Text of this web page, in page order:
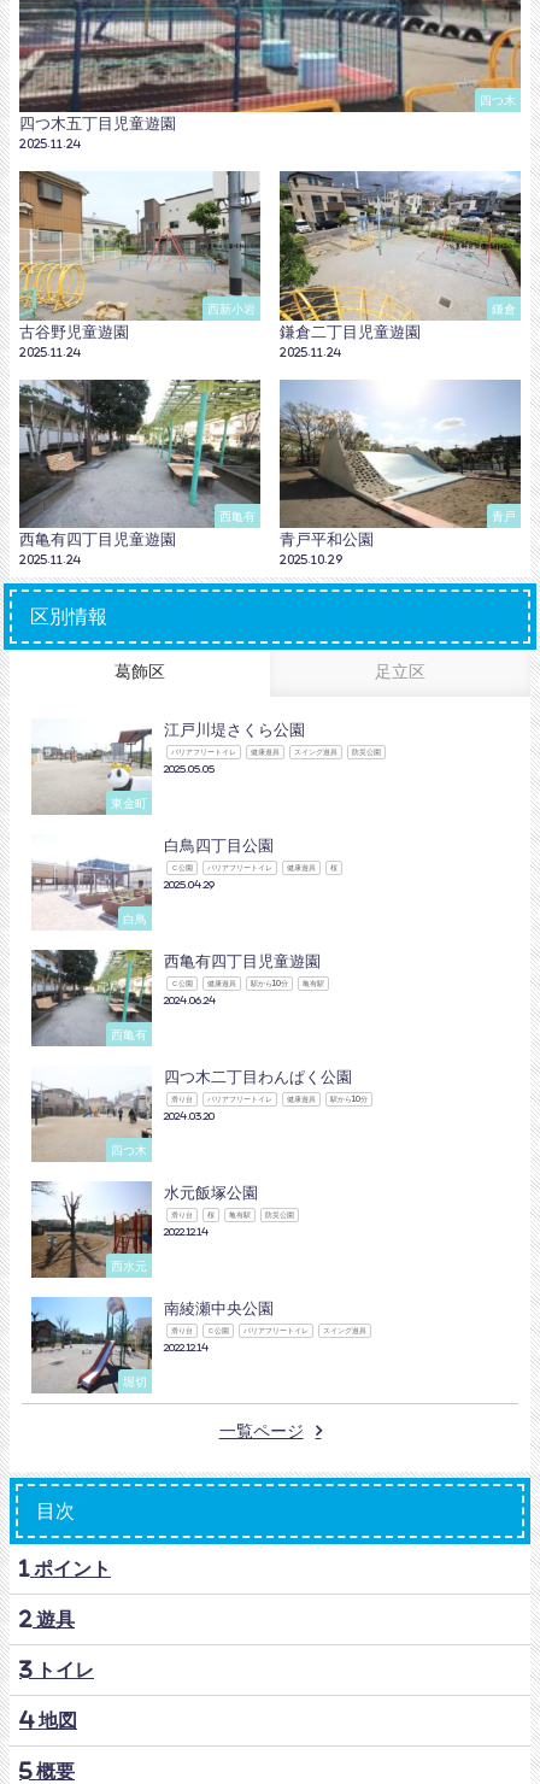
四つ木
四つ木五丁目児童遊園
2025.11.24
西新小岩
古谷野児童遊園
2025.11.24
鎌倉
鎌倉二丁目児童遊園
2025.11.24
西亀有
西亀有四丁目児童遊園
2025.11.24
青戸
青戸平和公園
2025.10.29
区別情報
葛飾区 足立区
東金町
江戸川堤さくら公園
バリアフリートイレ 健康遊具 スイング遊具 防災公園
2025.05.05
白鳥
白鳥四丁目公園
Ｃ公園 バリアフリートイレ 健康遊具 桜
2025.04.29
西亀有
西亀有四丁目児童遊園
Ｃ公園 健康遊具 駅から10分 亀有駅
2024.06.24
四つ木
四つ木二丁目わんぱく公園
滑り台 バリアフリートイレ 健康遊具 駅から10分
2024.03.20
西水元
水元飯塚公園
滑り台 桜 亀有駅 防災公園
2022.12.14
堀切
南綾瀬中央公園
滑り台 Ｃ公園 バリアフリートイレ スイング遊具
2022.12.14
一覧ページ
目次
1 ポイント
2 遊具
3 トイレ
4 地図
5 概要